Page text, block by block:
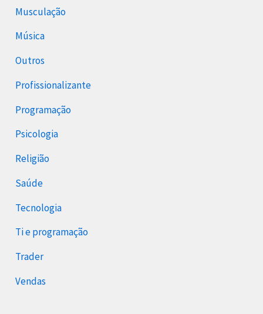
Musculação
Música
Outros
Profissionalizante
Programação
Psicologia
Religião
Saúde
Tecnologia
Ti e programação
Trader
Vendas